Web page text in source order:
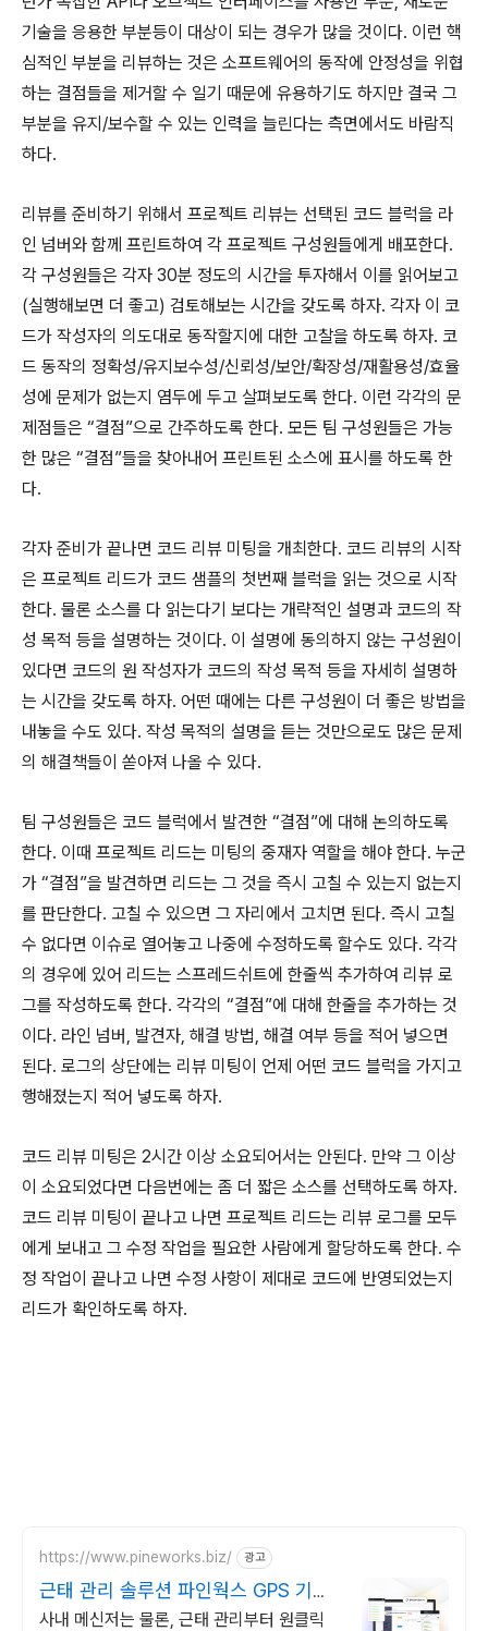
기술을 응용한 부분등이 대상이 되는 경우가 많을 것이다. 이런 핵
심적인 부분을 리뷰하는 것은 소프트웨어의 동작에 안정성을 위협
하는 결점들을 제거할 수 일기 때문에 유용하기도 하지만 결국 그
부분을 유지/보수할 수 있는 인력을 늘린다는 측면에서도 바람직
하다.
리뷰를 준비하기 위해서 프로젝트 리뷰는 선택된 코드 블럭을 라
인 넘버와 함께 프린트하여 각 프로젝트 구성원들에게 배포한다.
각 구성원들은 각자 30분 정도의 시간을 투자해서 이를 읽어보고
(실행해보면 더 좋고) 검토해보는 시간을 갖도록 하자. 각자 이 코
드가 작성자의 의도대로 동작할지에 대한 고찰을 하도록 하자. 코
드 동작의 정확성/유지보수성/신뢰성/보안/확장성/재활용성/효율
성에 문제가 없는지 염두에 두고 살펴보도록 한다. 이런 각각의 문
제점들은 “결점”으로 간주하도록 한다. 모든 팀 구성원들은 가능
한 많은 “결점”들을 찾아내어 프린트된 소스에 표시를 하도록 한
다.
각자 준비가 끝나면 코드 리뷰 미팅을 개최한다. 코드 리뷰의 시작
은 프로젝트 리드가 코드 샘플의 첫번째 블럭을 읽는 것으로 시작
한다. 물론 소스를 다 읽는다기 보다는 개략적인 설명과 코드의 작
성 목적 등을 설명하는 것이다. 이 설명에 동의하지 않는 구성원이
있다면 코드의 원 작성자가 코드의 작성 목적 등을 자세히 설명하
는 시간을 갖도록 하자. 어떤 때에는 다른 구성원이 더 좋은 방법을
내놓을 수도 있다. 작성 목적의 설명을 듣는 것만으로도 많은 문제
의 해결책들이 쏟아져 나올 수 있다.
팀 구성원들은 코드 블럭에서 발견한 “결점”에 대해 논의하도록
한다. 이때 프로젝트 리드는 미팅의 중재자 역할을 해야 한다. 누군
가 “결점”을 발견하면 리드는 그 것을 즉시 고칠 수 있는지 없는지
를 판단한다. 고칠 수 있으면 그 자리에서 고치면 된다. 즉시 고칠
수 없다면 이슈로 열어놓고 나중에 수정하도록 할수도 있다. 각각
의 경우에 있어 리드는 스프레드쉬트에 한줄씩 추가하여 리뷰 로
그를 작성하도록 한다. 각각의 “결점”에 대해 한줄을 추가하는 것
이다. 라인 넘버, 발견자, 해결 방법, 해결 여부 등을 적어 넣으면
된다. 로그의 상단에는 리뷰 미팅이 언제 어떤 코드 블럭을 가지고
행해졌는지 적어 넣도록 하자.
코드 리뷰 미팅은 2시간 이상 소요되어서는 안된다. 만약 그 이상
이 소요되었다면 다음번에는 좀 더 짧은 소스를 선택하도록 하자.
코드 리뷰 미팅이 끝나고 나면 프로젝트 리드는 리뷰 로그를 모두
에게 보내고 그 수정 작업을 필요한 사람에게 할당하도록 한다. 수
정 작업이 끝나고 나면 수정 사항이 제대로 코드에 반영되었는지
리드가 확인하도록 하자.
https://www.pineworks.biz/ 광고
근태 관리 솔루션 파인웍스 GPS 기반
출퇴근 기록
사내 메신저는 물론, 근태 관리부터 원클릭